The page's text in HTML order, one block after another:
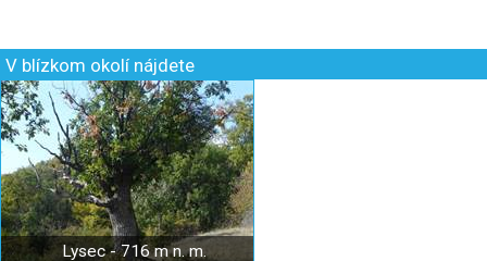
V blízkom okolí nájdete
Lysec - 716 m n. m.